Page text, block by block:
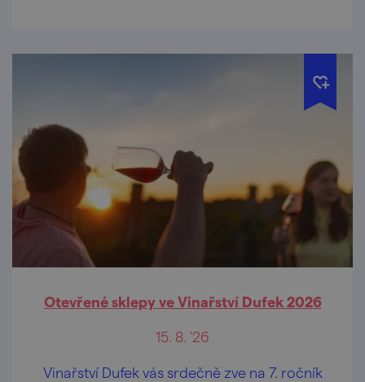
Otevřené sklepy ve Vinařství Dufek 2026
15. 8. '26
Vinařství Dufek vás srdečně zve na 7. ročník